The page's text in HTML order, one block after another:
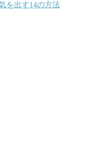
を出す14の方法